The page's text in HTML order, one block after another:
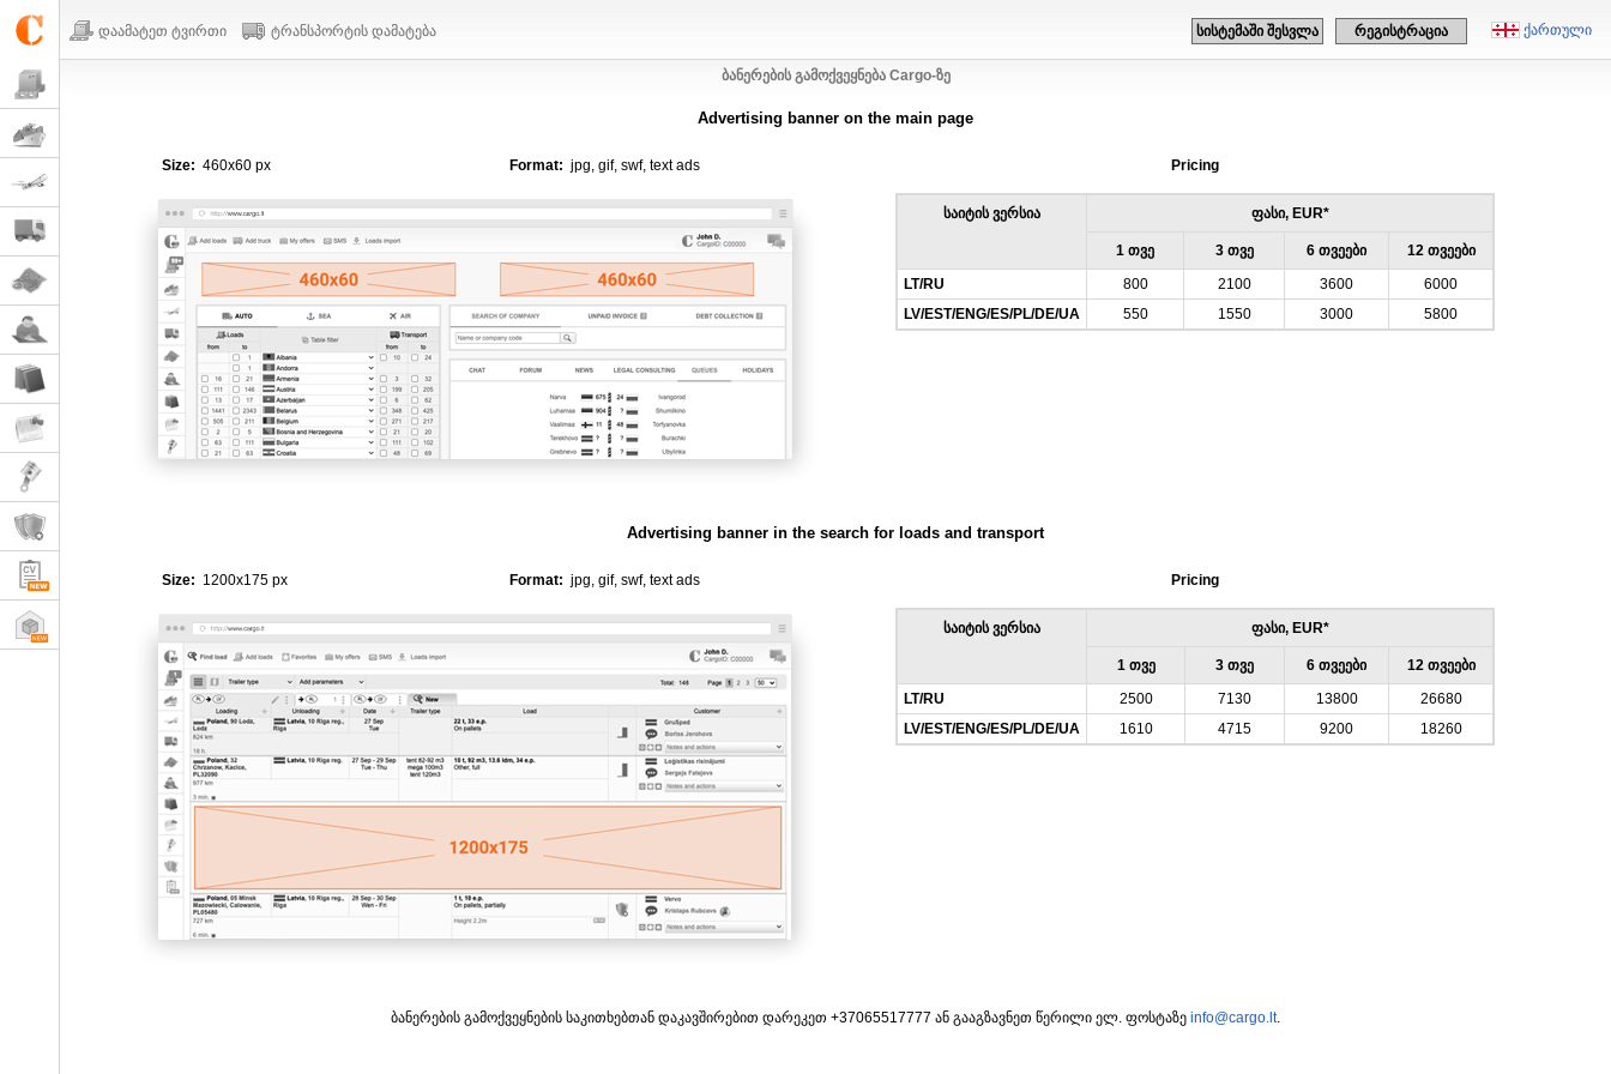
ქართული
სისტემაში შესვლა რეგისტრაცია
დაამატეთ ტვირთი ტრანსპორტის დამატება
ბანერების გამოქვეყნება Cargo-ზე
Advertising banner on the main page
Size: 460x60 px Format: jpg, gif, swf, text ads Pricing
საიტის ვერსია ფასი, EUR*
1 თვე 3 თვე 6 თვეები
12 თვეები
LT/RU
800 2100 3600
6000
LV/EST/ENG/ES/PL/DE/UA
550 1550 3000 5800
Advertising banner in the search for loads and transport
Size: 1200x175 px Format: jpg, gif, swf, text ads Pricing
საიტის ვერსია ფასი, EUR*
1 თვე 3 თვე 6 თვეები
12 თვეები
LT/RU
2500 7130 13800
26680
LV/EST/ENG/ES/PL/DE/UA
1610 4715 9200 18260
ბანერების გამოქვეყნების საკითხებთან დაკავშირებით დარეკეთ +37065517777 ან გააგზავნეთ წერილი ელ. ფოსტაზე info@cargo.lt.